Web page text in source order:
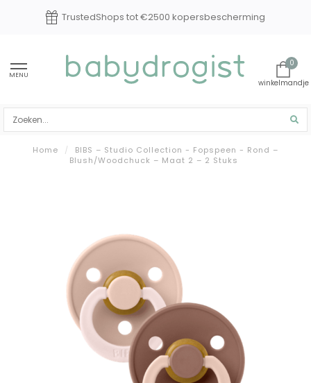
Experts in baby en kindverzorging
MENU
0
Home /
BIBS – Studio Collection - Fopspeen - Rond –
Blush/Woodchuck – Maat 2 – 2 Stuks